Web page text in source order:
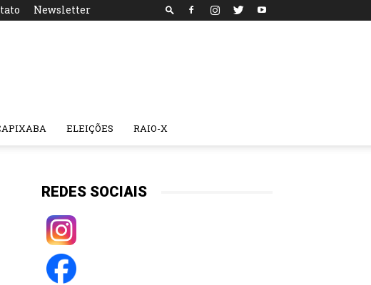
Newsletter
ELEIÇÕES RAIO-X
REDES SOCIAIS